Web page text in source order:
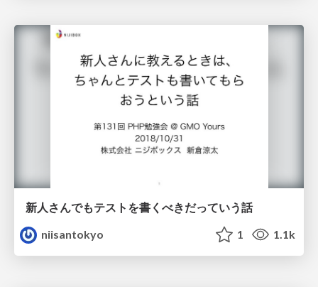
新人さんでもテストを書くべきだっていう話
niisantokyo
1 1.1k